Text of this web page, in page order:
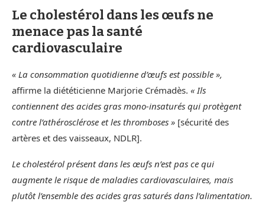
Le cholestérol dans les œufs ne
menace pas la santé
cardiovasculaire
« La consommation quotidienne d’œufs est possible »,
affirme la diététicienne Marjorie Crémadès. « Ils
contiennent des acides gras mono-insaturés qui protègent
contre l’athérosclérose et les thromboses » [sécurité des
artères et des vaisseaux, NDLR].
Le cholestérol présent dans les œufs n’est pas ce qui
augmente le risque de maladies cardiovasculaires, mais
plutôt l’ensemble des acides gras saturés dans l’alimentation.